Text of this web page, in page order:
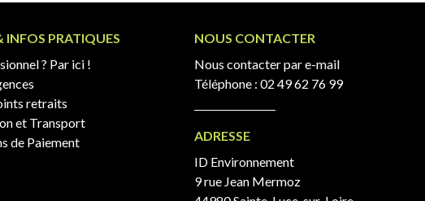
INFOS PRATIQUES
? Par ici !
retraits
et Transport
de Paiement
NOUS CONTACTER
Nous contacter par e-mail
Téléphone : 02 49 62 76 99
ADRESSE
ID Environnement
9 rue Jean Mermoz